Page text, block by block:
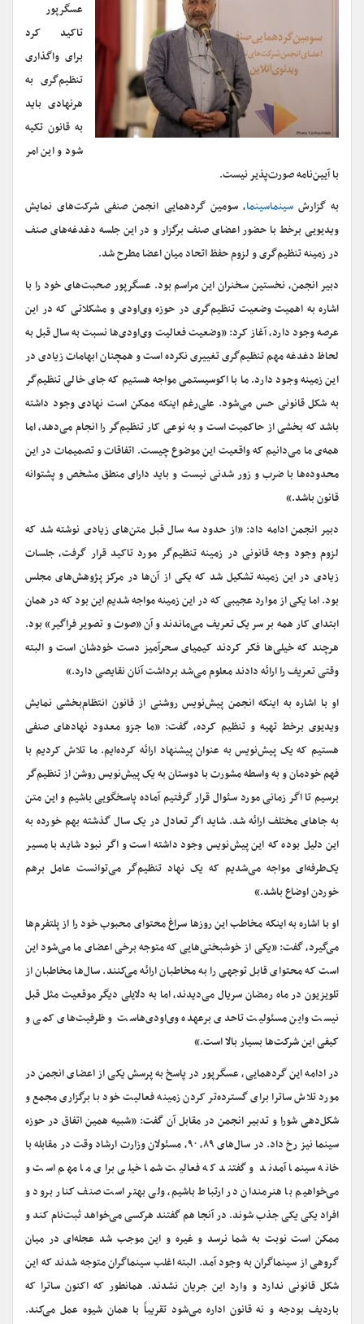
عسگرپور
تاکید کرد
برای واگذاری
تنظیم‌گری به
هرنهادی باید
به قانون تکیه
شود و این امر
با آیین‌نامه صورت‌پذیر نیست.
به گزارشسینماسینما، سومین گردهمایی انجمن صنفی شرکت‌های نمایش
ویدیویی برخط با حضور اعضای صنف برگزار و در این جلسه دغدغه‌های صنف
در زمینه تنظیم‌گری و لزوم حفظ اتحاد میان اعضا مطرح شد.
دبیر انجمن، نخستین سخنران این مراسم بود. عسگرپور صحبت‌های خود را با
اشاره به اهمیت وضعیت تنظیم‌گری در حوزه وی‌او‌دی و مشکلاتی که در این
عرصه وجود دارد، آغاز کرد:‌ «وضعیت فعالیت وی‌او‌دی‌ها نسبت به سال قبل به
لحاظ دغدغه مهم تنظیم‌گری تغییری نکرده است و همچنان ابهامات زیادی در
این زمینه وجود دارد. ما با اکوسیستمی مواجه هستیم که جای خالی تنظیم‌گر
به شکل قانونی حس می‌شود. علی‌رغم اینکه ممکن است نهادی وجود داشته
باشد که بخشی از حاکمیت است و به نوعی کار تنظیم‌گر را انجام می‌دهد، اما
همه‌ی ما می‌دانیم که واقعیت این موضوع چیست. اتفاقات و تصمیمات در این
محدوده‌ها با ضرب و زور شدنی نیست و باید دارای منطق مشخص و پشتوانه
قانون باشد.»
دبیر انجمن ادامه داد:‌ «از حدود سه سال قبل متن‌های زیادی نوشته شد که
لزوم وجود وجه قانونی در زمینه تنظیم‌گر مورد تاکید قرار گرفت، جلسات
زیادی در این زمینه تشکیل شد که یکی از آن‌ها در مرکز پژوهش‌های مجلس
بود. اما یکی از موارد عجیبی که در این زمینه مواجه شدیم این بود که در همان
ابتدای کار همه بر سر یک تعریف می‌ماندند و آن «صوت و تصویر فراگیر» بود.
هرچند که خیلی‌ها فکر کردند کیمیای سحرآمیز دست خودشان است و البته
وقتی تعریف را ارائه دادند معلوم می‌شد برداشت آنان نقایصی دارد.»
او با اشاره به اینکه انجمن پیش‌نویس روشنی از قانون انتظام‌بخشی نمایش
ویدیوی برخط تهیه و تنظیم کرده، گفت: «ما جزو معدود نهادهای صنفی
هستیم که یک پیش‌نویس به عنوان پیشنهاد ارائه کرده‌ایم. ما تلاش کردیم با
فهم خودمان و به واسطه مشورت با دوستان به یک پیش‌نویس روشن از تنظیم‌گر
برسیم تا اگر زمانی مورد سئوال قرار گرفتیم آماده پاسخگویی باشیم و این متن
به جاهای مختلف ارائه شد. شاید اگر تعادل در یک سال گذشته بهم خورده به
این دلیل بوده که این پیش‌نویس وجود داشته است و اگر نبود شاید با مسیر
یک‌طرفه‌ای مواجه می‌شدیم که یک نهاد تنظیم‌گر می‌توانست عامل برهم
خوردن اوضاع باشد.»
او با اشاره به اینکه مخاطب این روزها سراغ محتوای محبوب خود را از پلتفرم‌ها
می‌گیرد، گفت: «یکی از خوشبختی‌هایی که متوجه برخی اعضای ما می‌شود این
است که محتوای قابل توجهی را به مخاطبان ارائه می‌کنند. سال‌ها مخاطبان از
تلویزیون در ماه رمضان سریال می‌دیدند، اما به دلایلی دیگر موقعیت مثل قبل
نیست واین مسئولیت تاحدی برعهده وی‌او‌دی‌هاست و ظرفیت‌های کمی و
کیفی این شرکت‌ها بسیار بالا است.»
در ادامه این گردهمایی، عسگرپور در پاسخ به پرسش یکی از اعضای انجمن در
مورد تلاش ساترا برای گسترده‌تر کردن زمینه فعالیت خود با برگزاری مجمع و
شکل‌دهی شورا و تدبیر انجمن در مقابل آن گفت: «شبیه همین اتفاق در حوزه
سینما نیز رخ داد. در سال‌های ۸۹، ۹۰، مسئولان وزارت ارشاد وقت در مقابله با
خانه سینما آمدند و گفتند که فعالیت شما خیلی برای ما مهم است و
می‌خواهیم با هنرمندان در ارتباط باشیم، ولی بهتر است صنف کنار برود و
افراد یکی یکی جذب شوند. در آنجا هم گفتند هرکسی می‌خواهد ثبت‌نام کند و
ممکن است نوبت به شما نرسد و غیره و این موجب شد عجله‌ای در میان
گروهی از سینماگران به وجود آمد. البته اغلب سینماگران متوجه شدند که این
شکل قانونی ندارد و وارد این جریان نشدند. همانطور که اکنون ساترا که
باردیف بودجه و نه قانون اداره می‌شود تقریباً با همان شیوه عمل می‌کند.